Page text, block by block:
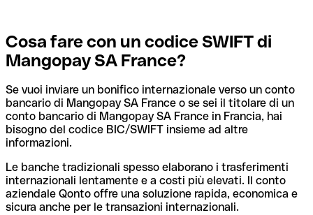
Cosa fare con un codice SWIFT di
Mangopay SA France?
Se vuoi inviare un bonifico internazionale verso un conto
bancario di Mangopay SA France o se sei il titolare di un
conto bancario di Mangopay SA France in Francia, hai
bisogno del codice BIC/SWIFT insieme ad altre
informazioni.
Le banche tradizionali spesso elaborano i trasferimenti
internazionali lentamente e a costi più elevati. Il conto
aziendale Qonto offre una soluzione rapida, economica e
sicura anche per le transazioni internazionali.